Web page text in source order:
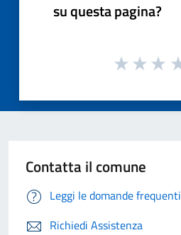
su questa pagina?
Contatta il comune
Leggi le domande frequenti
Richiedi Assistenza